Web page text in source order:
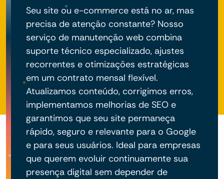
Seu site ou e-commerce está no ar, mas
precisa de atenção constante? Nosso
serviço de manutenção web combina
suporte técnico especializado, ajustes
recorrentes e otimizações estratégicas
em um contrato mensal flexível.
Atualizamos conteúdo, corrigimos erros,
implementamos melhorias de SEO e
garantimos que seu site permaneça
rápido, seguro e relevante para o Google
e para seus usuários. Ideal para empresas
que querem evoluir continuamente sua
presença digital sem depender de